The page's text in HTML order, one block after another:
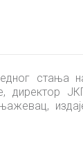
стања
директор